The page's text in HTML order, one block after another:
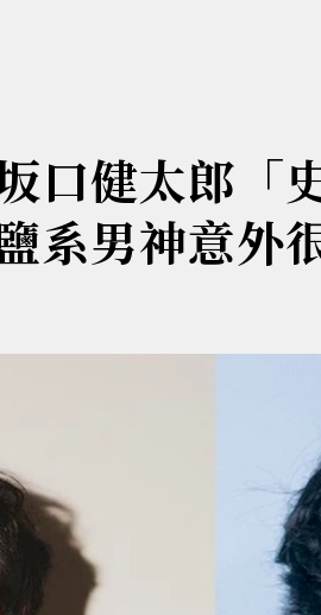
口健太郎「
男神意外